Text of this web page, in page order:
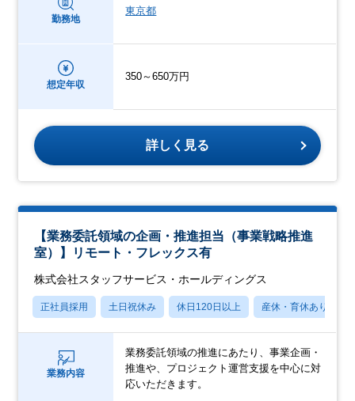
勤務地
東京都
想定年収
350～650万円
詳しく見る
【業務委託領域の企画・推進担当（事業戦略推進
室）】リモート・フレックス有
株式会社スタッフサービス・ホールディングス
正社員採用 土日祝休み 休日120日以上 産休・育休あり
業務内容
業務委託領域の推進にあたり、事業企画・
推進や、プロジェクト運営支援を中心に対
応いただきます。